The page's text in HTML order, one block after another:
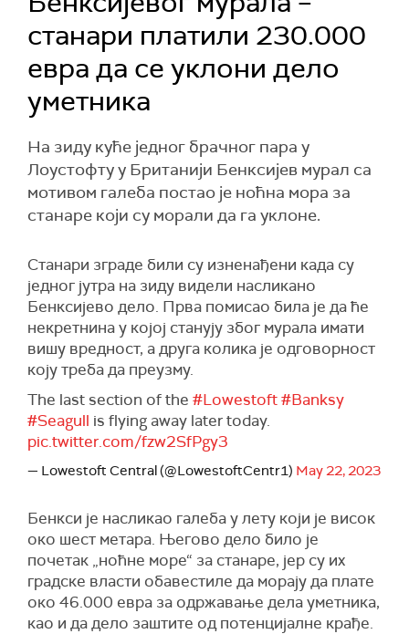
станари платили 230.000
евра да се уклони дело
уметника
На зиду куће једног брачног пара у
Лоустофту у Британији Бенксијев мурал са
мотивом галеба постао је ноћна мора за
станаре који су морали да га уклоне.
Станари зграде били су изненађени када су
једног јутра на зиду видели насликано
Бенксијево дело. Прва помисао била је да ће
некретнина у којој станују због мурала имати
вишу вредност, а друга колика је одговорност
коју треба да преузму.
The last section of the #Lowestoft#Banksy
#Seagull is flying away later today.
pic.twitter.com/fzw2SfPgy3
— Lowestoft Central (@LowestoftCentr1) May 22, 2023
Бенкси је насликао галеба у лету који је висок
око шест метара. Његово дело било је
почетак „ноћне море“ за станаре, јер су их
градске власти обавестиле да морају да плате
око 46.000 евра за одржавање дела уметника,
као и да дело заштите од потенцијалне крађе.